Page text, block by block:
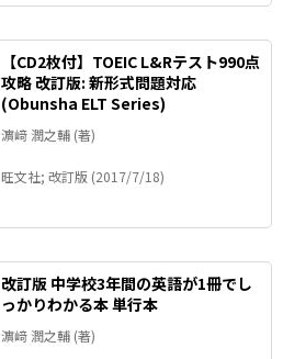
【CD2枚付】TOEIC L&Rテスト990点
攻略 改訂版: 新形式問題対応
(Obunsha ELT Series)
濵﨑 潤之輔 (著)
旺文社; 改訂版 (2017/7/18)
改訂版 中学校3年間の英語が1冊でし
っかりわかる本 単行本
濵﨑 潤之輔 (著)